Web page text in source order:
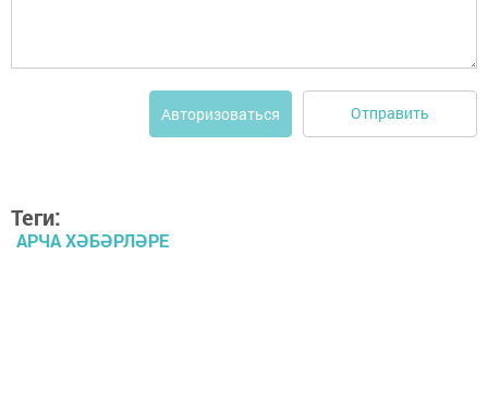
Авторизоваться Отправить
Теги:
АРЧА ХӘБӘРЛӘРЕ